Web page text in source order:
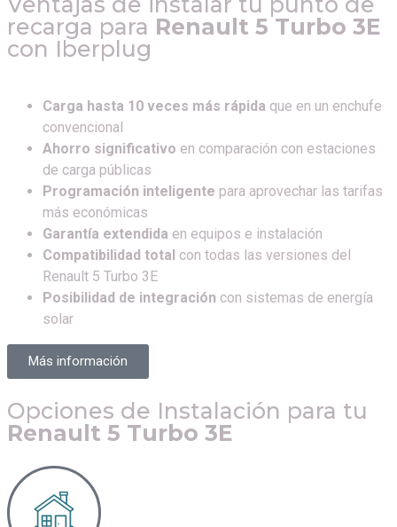
recarga para Renault 5 Turbo 3E
con Iberplug
Carga hasta 10 veces más rápida que en un enchufe
convencional
Ahorro significativo en comparación con estaciones
de carga públicas
Programación inteligente para aprovechar las tarifas
más económicas
Garantía extendida en equipos e instalación
Compatibilidad total con todas las versiones del
Renault 5 Turbo 3E
Posibilidad de integración con sistemas de energía
solar
Más información
Opciones de Instalación para tu
Renault 5 Turbo 3E